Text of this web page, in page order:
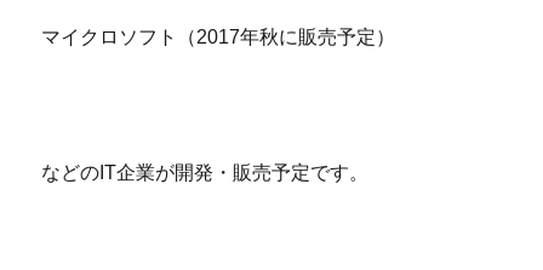
マイクロソフト（2017年秋に販売予定）
などのIT企業が開発・販売予定です。